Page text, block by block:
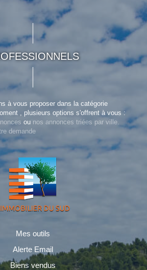
à vous proposer dans la catégorie
, plusieurs options s'offrent à vous :
ou nos annonces triées par ville.
demande
Mes outils
Alerte Email
Biens vendus